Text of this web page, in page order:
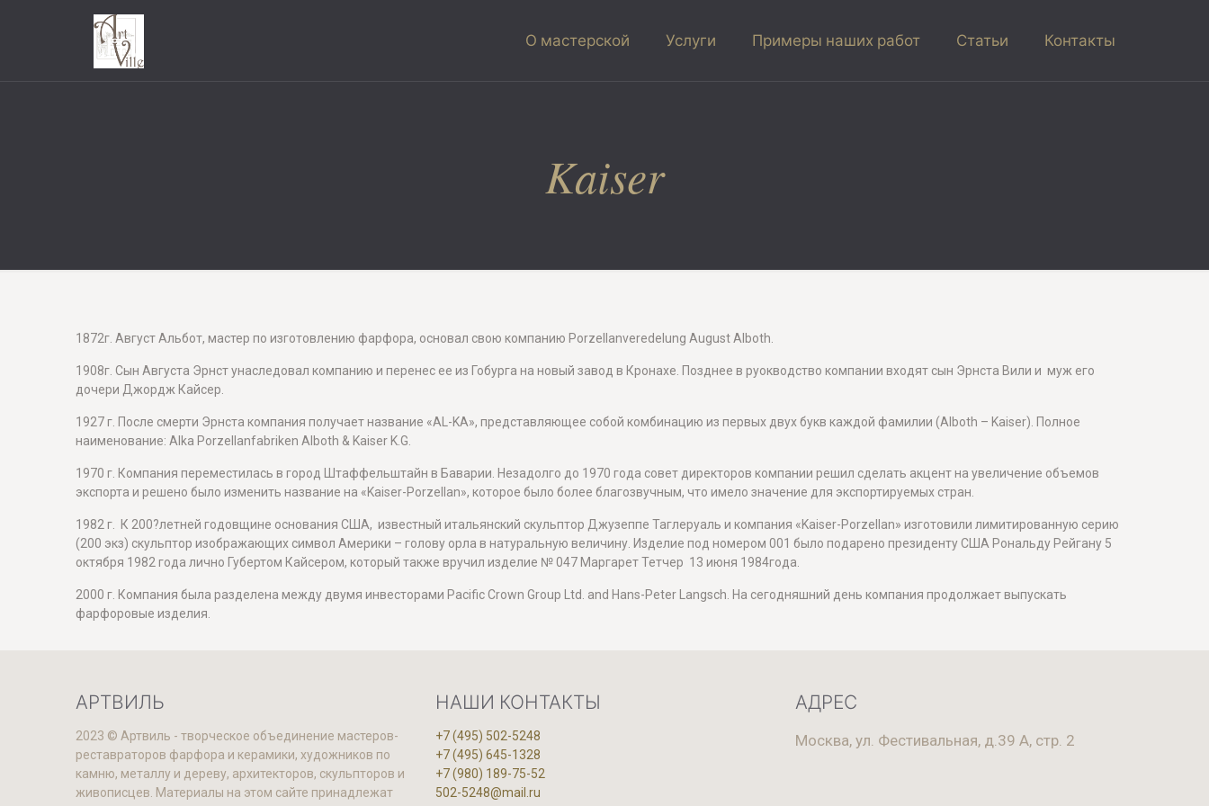
О мастерской Услуги Примеры наших работ Статьи Контакты
Kaiser
1872г. Август Альбот, мастер по изготовлению фарфора, основал свою компанию Porzellanveredelung August Alboth.
1908г. Сын Августа Эрнст унаследовал компанию и перенес ее из Гобурга на новый завод в Кронахе. Позднее в руокводство компании входят сын Эрнста Вили и муж его
дочери Джордж Кайсер.
1927 г. После смерти Эрнста компания получает название «AL-KA», представляющее собой комбинацию из первых двух букв каждой фамилии (Alboth – Kaiser). Полное
наименование: Alka Porzellanfabriken Alboth & Kaiser K.G.
1970 г. Компания переместилась в город Штаффельштайн в Баварии. Незадолго до 1970 года совет директоров компании решил сделать акцент на увеличение объемов
экспорта и решено было изменить название на «Kaiser-Porzellan», которое было более благозвучным, что имело значение для экспортируемых стран.
1982 г. К 200?летней годовщине основания США, известный итальянский скульптор Джузеппе Таглеруаль и компания «Kaiser-Porzellan» изготовили лимитированную серию
(200 экз) скульптор изображающих символ Америки – голову орла в натуральную величину. Изделие под номером 001 было подарено президенту США Рональду Рейгану 5
октября 1982 года лично Губертом Кайсером, который также вручил изделие № 047 Маргарет Тетчер 13 июня 1984года.
2000 г. Компания была разделена между двумя инвесторами Pacific Crown Group Ltd. and Hans-Peter Langsch. На сегодняшний день компания продолжает выпускать
фарфоровые изделия.
АРТВИЛЬ
2023 © Артвиль - творческое объединение мастеров-
реставраторов фарфора и керамики, художников по
камню, металлу и дереву, архитекторов, скульпторов и
живописцев. Материалы на этом сайте принадлежат
НАШИ КОНТАКТЫ
+7 (495) 502-5248
+7 (495) 645-1328
+7 (980) 189-75-52
502-5248@mail.ru
АДРЕС
Москва, ул. Фестивальная, д.39 А, стр. 2